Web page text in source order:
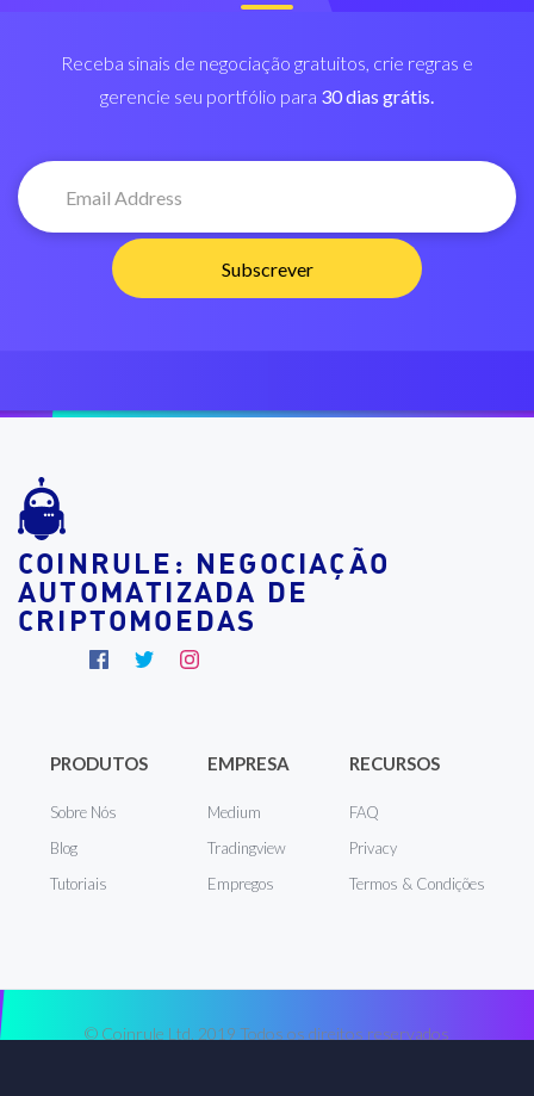
Receba sinais de negociação gratuitos, crie regras e
gerencie seu portfólio para 30 dias grátis.
COINRULE: NEGOCIAÇÃO
AUTOMATIZADA DE
CRIPTOMOEDAS
PRODUTOS
Sobre Nós
Blog
Tutoriais
EMPRESA
Medium
Tradingview
Empregos
RECURSOS
FAQ
Privacy
Termos & Condições
© Coinrule Ltd. 2019 Todos os direitos reservados